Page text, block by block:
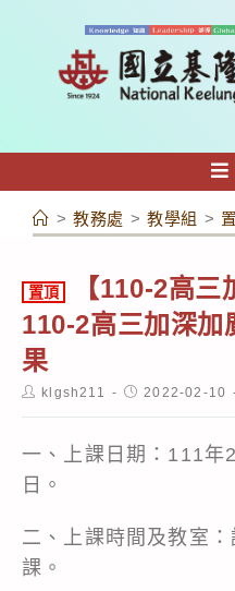
容
> 教務處 > 教學組 >
置頂
【110-2高三
110-2高三加深加
果
Postklgsh211
Post2022-02-10
一、上課日期：111年
日。
二、上課時間及教室
課。